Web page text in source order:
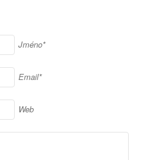
Jméno*
Email*
Web